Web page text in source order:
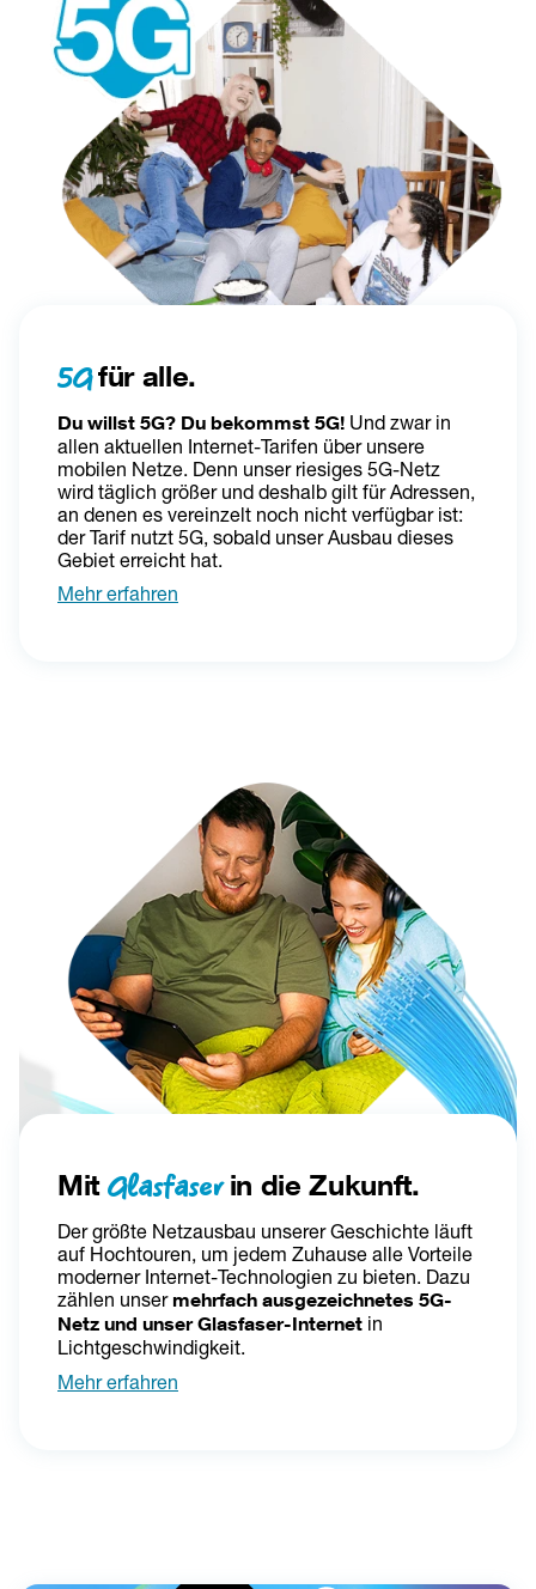
5G für alle.
Du willst 5G? Du bekommst 5G! Und zwar in
allen aktuellen Internet-Tarifen über unsere
mobilen Netze. Denn unser riesiges 5G-Netz
wird täglich größer und deshalb gilt für Adressen,
an denen es vereinzelt noch nicht verfügbar ist:
der Tarif nutzt 5G, sobald unser Ausbau dieses
Gebiet erreicht hat.
Mehr erfahren
Mit Glasfaser in die Zukunft.
Der größte Netzausbau unserer Geschichte läuft
auf Hochtouren, um jedem Zuhause alle Vorteile
moderner Internet-Technologien zu bieten. Dazu
zählen unser mehrfach ausgezeichnetes 5G-
Netz und unser Glasfaser-Internet in
Lichtgeschwindigkeit.
Mehr erfahren